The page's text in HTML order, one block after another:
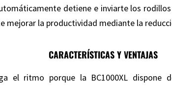
detiene e inviarte los
mejorar la productividad mediante la
CARACTERÍSTICAS Y VENTAJAS
el ritmo porque la BC1000XL dispone